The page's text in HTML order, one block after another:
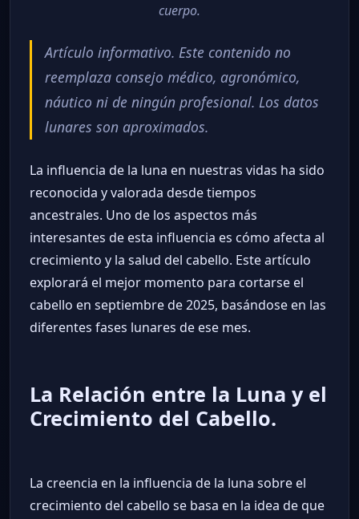
cuerpo.
Artículo informativo. Este contenido no
reemplaza consejo médico, agronómico,
náutico ni de ningún profesional. Los datos
lunares son aproximados.
La influencia de la luna en nuestras vidas ha sido
reconocida y valorada desde tiempos
ancestrales. Uno de los aspectos más
interesantes de esta influencia es cómo afecta al
crecimiento y la salud del cabello. Este artículo
explorará el mejor momento para cortarse el
cabello en septiembre de 2025, basándose en las
diferentes fases lunares de ese mes.
La Relación entre la Luna y el
Crecimiento del Cabello.
La creencia en la influencia de la luna sobre el
crecimiento del cabello se basa en la idea de que